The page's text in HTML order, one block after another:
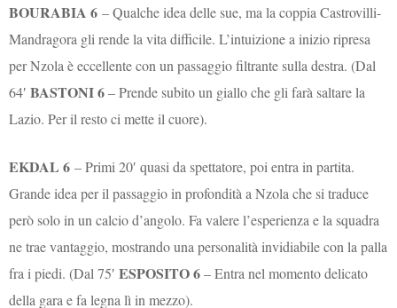
BOURABIA 6– Qualche idea delle sue, ma la coppia Castrovilli-
Mandragora gli rende la vita difficile. L’intuizione a inizio ripresa
per Nzola è eccellente con un passaggio filtrante sulla destra. (Dal
64′BASTONI 6– Prende subito un giallo che gli farà saltare la
Lazio. Per il resto ci mette il cuore).
EKDAL 6– Primi 20′ quasi da spettatore, poi entra in partita.
Grande idea per il passaggio in profondità a Nzola che si traduce
però solo in un calcio d’angolo. Fa valere l’esperienza e la squadra
ne trae vantaggio, mostrando una personalità invidiabile con la palla
fra i piedi. (Dal 75′ESPOSITO 6– Entra nel momento delicato
della gara e fa legna lì in mezzo).